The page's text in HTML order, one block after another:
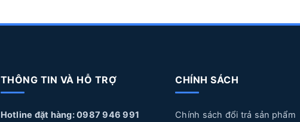
THÔNG TIN VÀ HỖ TRỢ
Hotline đặt hàng: 0987 946 991
CHÍNH SÁCH
Chính sách đổi trả sản phẩm